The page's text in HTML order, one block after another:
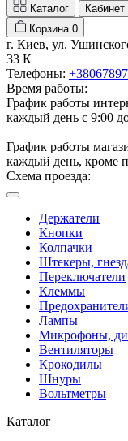
Каталог Кабинет
Корзина 0
г. Киев, ул.
33 К
Телефоны:
Время работы:
График работы
каждый день с 9:00
График работы
каждый день, кроме
Схема проезда:
Держатели
Кнопки
Колпачки
Штекеры,
Переключатели
Клеммы
Лампы
Микрофоны,
Вентиляторы
Крокодилы
Шнуры
Вольтметры
Каталог